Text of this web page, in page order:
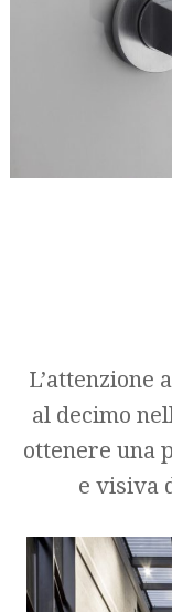
L’attenzione
al decimo
ottenere una
e visiva